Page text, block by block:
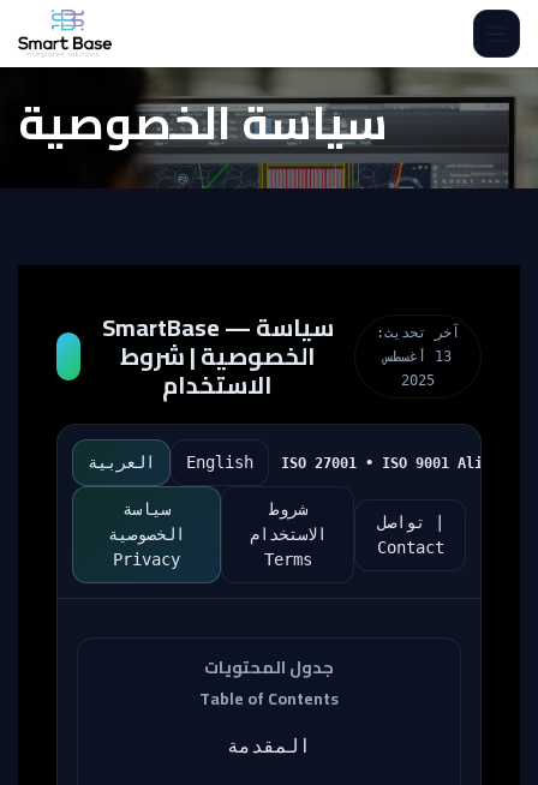
Skip to Content
سياسة الخصوصية
SmartBase — سياسة
الخصوصية | شروط
الاستخدام
آخر تحديث:
13 أغسطس
2025
العربية English ISO 27001 • ISO 9001 Aligned
سياسة
الخصوصية
Privacy
شروط
الاستخدام
Terms
تواصل |
Contact
جدول المحتويات
Table of Contents
المقدمة